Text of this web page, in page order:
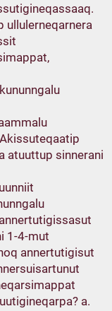
ullulerneqarnera
atuuttup sinnerani
1-4-mut
annertutigisut
a.